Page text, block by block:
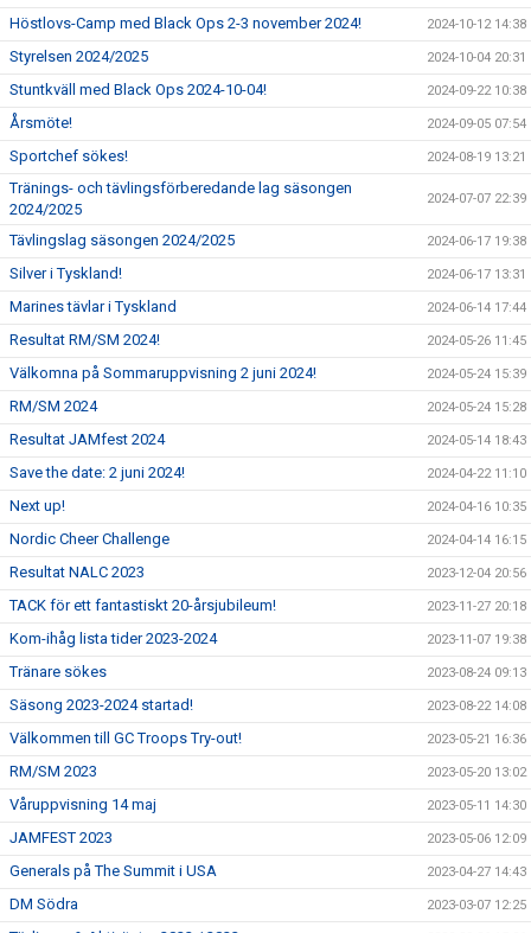
Höstlovs-Camp med Black Ops 2-3 november 2024! 2024-10-12 14:38
Styrelsen 2024/2025 2024-10-04 20:31
Stuntkväll med Black Ops 2024-10-04! 2024-09-22 10:38
Årsmöte! 2024-09-05 07:54
Sportchef sökes! 2024-08-19 13:21
Tränings- och tävlingsförberedande lag säsongen
2024/2025
2024-07-07 22:39
Tävlingslag säsongen 2024/2025 2024-06-17 19:38
Silver i Tyskland! 2024-06-17 13:31
Marines tävlar i Tyskland 2024-06-14 17:44
Resultat RM/SM 2024! 2024-05-26 11:45
Välkomna på Sommaruppvisning 2 juni 2024! 2024-05-24 15:39
RM/SM 2024 2024-05-24 15:28
Resultat JAMfest 2024 2024-05-14 18:43
Save the date: 2 juni 2024! 2024-04-22 11:10
Next up! 2024-04-16 10:35
Nordic Cheer Challenge 2024-04-14 16:15
Resultat NALC 2023 2023-12-04 20:56
TACK för ett fantastiskt 20-årsjubileum! 2023-11-27 20:18
Kom-ihåg lista tider 2023-2024 2023-11-07 19:38
Tränare sökes 2023-08-24 09:13
Säsong 2023-2024 startad! 2023-08-22 14:08
Välkommen till GC Troops Try-out! 2023-05-21 16:36
RM/SM 2023 2023-05-20 13:02
Våruppvisning 14 maj 2023-05-11 14:30
JAMFEST 2023 2023-05-06 12:09
Generals på The Summit i USA 2023-04-27 14:43
DM Södra 2023-03-07 12:25